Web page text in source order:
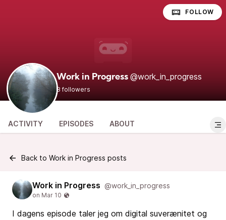
Work in Progress @work_in_progress
8 followers
FOLLOW
ACTIVITY EPISODES ABOUT
Back to Work in Progress posts
Work in Progress @work_in_progress
I dagens episode taler jeg om digital suverænitet og